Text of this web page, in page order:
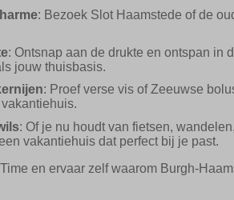
: Bezoek Slot Haamstede of de
: Ontsnap aan de drukte en ontspan in
jouw thuisbasis.
: Proef verse vis of Zeeuwse
: Of je nu houdt van fietsen,
vakantiehuis dat perfect bij je past.
en ervaar zelf waarom Burgh-